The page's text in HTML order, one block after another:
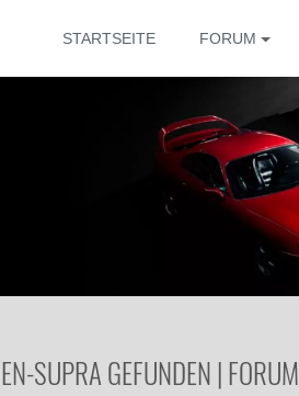
STARTSEITE FORUM
SUPRA GEFUNDEN | FORUM